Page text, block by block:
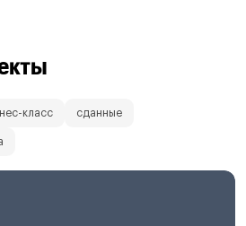
класс сданные